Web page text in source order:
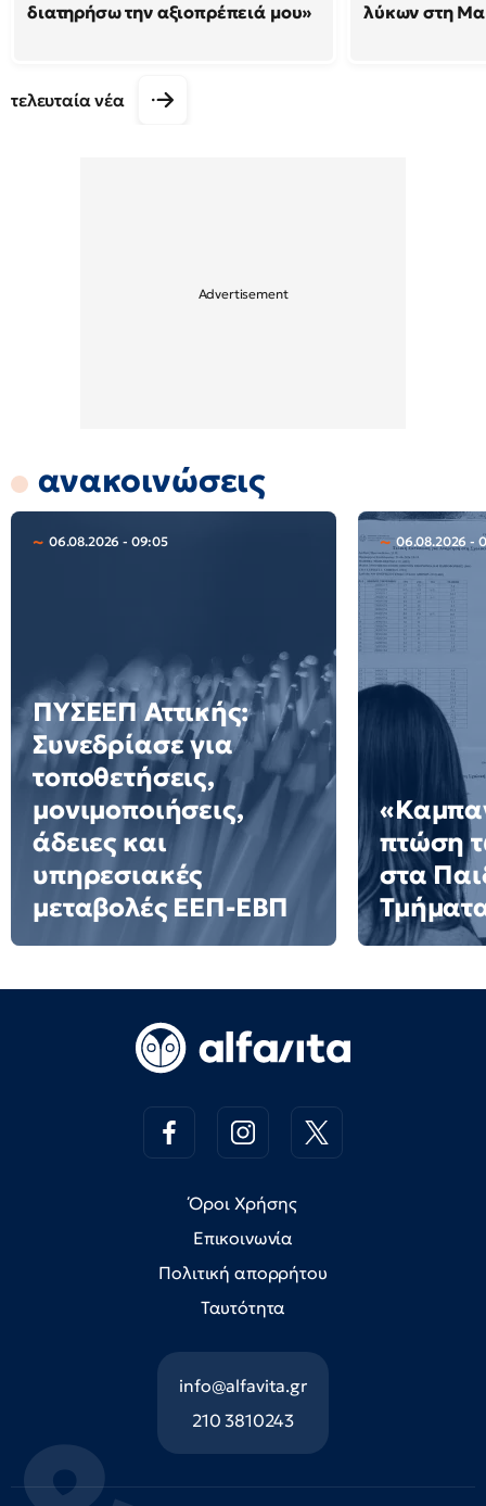
διατηρήσω την αξιοπρέπειά μου»
λύκων στη
τελευταία νέα
ανακοινώσεις
06.08.2026 - 09:05
ΠΥΣΕΕΠ Αττικής:
Συνεδρίασε για
τοποθετήσεις,
μονιμοποιήσεις,
άδειες και
υπηρεσιακές
μεταβολές ΕΕΠ-ΕΒΠ
06.08.2026 -
πτώση
στα
Όροι Χρήσης
Επικοινωνία
Πολιτική απορρήτου
Ταυτότητα
info@alfavita.gr
210 3810243